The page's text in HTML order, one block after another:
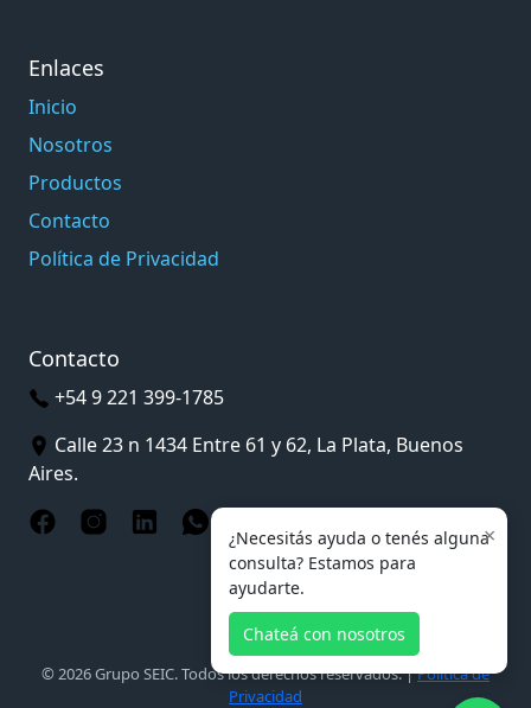
Enlaces
Inicio
Nosotros
Productos
Contacto
Política de Privacidad
Contacto
+54 9 221 399-1785
Calle 23 n 1434 Entre 61 y 62, La Plata, Buenos
Aires.
© 2026 Grupo SEIC. Todos los derechos reservados. |Política de
Privacidad
×
¿Necesitás ayuda o tenés alguna
consulta? Estamos para
ayudarte.
Chateá con nosotros